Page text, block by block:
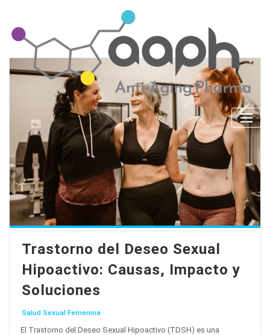
content
Trastorno del Deseo Sexual
Hipoactivo: Causas, Impacto y
Soluciones
Salud Sexual Femenina
El Trastorno del Deseo Sexual Hipoactivo (TDSH) es una